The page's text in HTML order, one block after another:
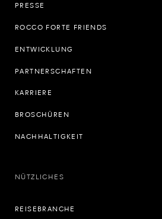
PRESSE
ROCCO FORTE FRIENDS
ENTWICKLUNG
PARTNERSCHAFTEN
KARRIERE
BROSCHÜREN
NACHHALTIGKEIT
NÜTZLICHES
REISEBRANCHE